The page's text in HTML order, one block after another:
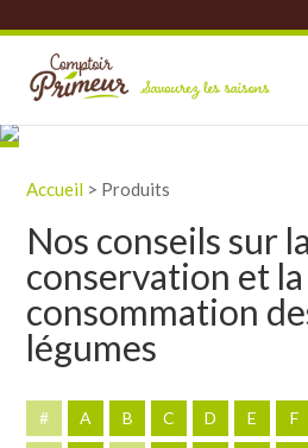
Accueil > Produits
Nos conseils sur la
conservation et la
consommation
légumes
# A B C D E F